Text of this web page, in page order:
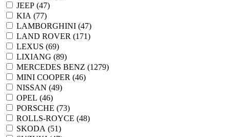
JEEP (47)
KIA (77)
LAMBORGHINI (47)
LAND ROVER (171)
LEXUS (69)
LIXIANG (89)
MERCEDES BENZ (1279)
MINI COOPER (46)
NISSAN (49)
OPEL (46)
PORSCHE (73)
ROLLS-ROYCE (48)
SKODA (51)